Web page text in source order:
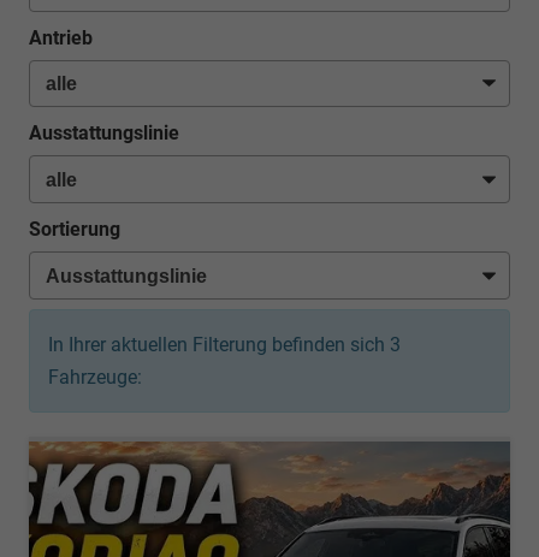
Antrieb
Ausstattungslinie
Sortierung
In Ihrer aktuellen Filterung befinden sich 3
Fahrzeuge: